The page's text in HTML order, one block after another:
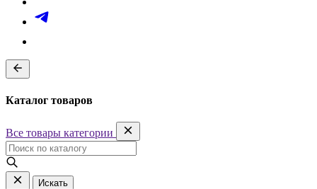
Каталог товаров
Все товары категории
Искать